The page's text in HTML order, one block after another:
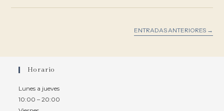
ENTRADAS ANTERIORES →
Horario
Lunes a jueves
10:00 – 20:00